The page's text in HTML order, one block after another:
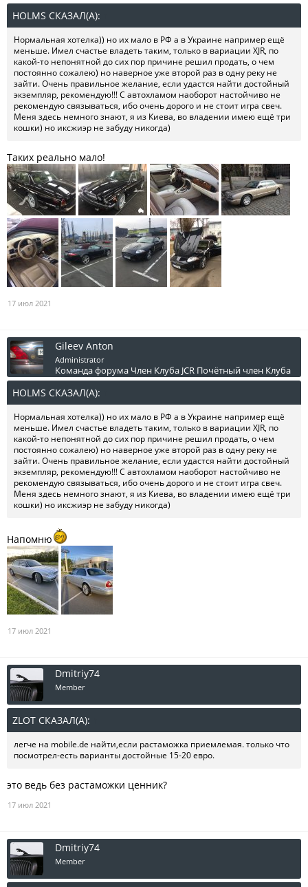
HOLMS СКАЗАЛ(А):
Нормальная хотелка)) но их мало в РФ а в Украине например ещё
меньше. Имел счастье владеть таким, только в вариации XJR, по
какой-то непонятной до сих пор причине решил продать, о чем
постоянно сожалею) но наверное уже второй раз в одну реку не
зайти. Очень правильное желание, если удастся найти достойный
экземпляр, рекомендую!!! С автохламом наоборот настойчиво не
рекомендую связываться, ибо очень дорого и не стоит игра свеч.
Меня здесь немного знают, я из Киева, во владении имею ещё три
кошки) но иксжиэр не забуду никогда)
Таких реально мало!
17 июл 2021
Gileev Anton
Administrator
Команда форума Член Клуба JCR Почётный член Клуба
HOLMS СКАЗАЛ(А):
Нормальная хотелка)) но их мало в РФ а в Украине например ещё
меньше. Имел счастье владеть таким, только в вариации XJR, по
какой-то непонятной до сих пор причине решил продать, о чем
постоянно сожалею) но наверное уже второй раз в одну реку не
зайти. Очень правильное желание, если удастся найти достойный
экземпляр, рекомендую!!! С автохламом наоборот настойчиво не
рекомендую связываться, ибо очень дорого и не стоит игра свеч.
Меня здесь немного знают, я из Киева, во владении имею ещё три
кошки) но иксжиэр не забуду никогда)
Напомню
17 июл 2021
Dmitriy74
Member
ZLOT СКАЗАЛ(А):
легче на mobile.de найти,если растаможка приемлемая. только что
посмотрел-есть варианты достойные 15-20 евро.
это ведь без растаможки ценник?
17 июл 2021
Dmitriy74
Member